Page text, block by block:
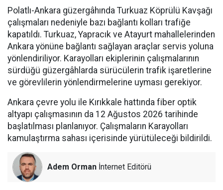
Polatlı-Ankara güzergâhında Turkuaz Köprülü Kavşağı
çalışmaları nedeniyle bazı bağlantı kolları trafiğe
kapatıldı. Turkuaz, Yapracık ve Atayurt mahallelerinden
Ankara yönüne bağlantı sağlayan araçlar servis yoluna
yönlendiriliyor. Karayolları ekiplerinin çalışmalarının
sürdüğü güzergâhlarda sürücülerin trafik işaretlerine
ve görevlilerin yönlendirmelerine uyması gerekiyor.
Ankara çevre yolu ile Kırıkkale hattında fiber optik
altyapı çalışmasının da 12 Ağustos 2026 tarihinde
başlatılması planlanıyor. Çalışmaların Karayolları
kamulaştırma sahası içerisinde yürütüleceği bildirildi.
Adem Orman İnternet Editörü